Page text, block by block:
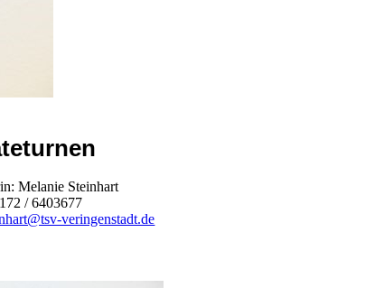
Melanie Steinhart
/ 6403677
veringenstadt.de